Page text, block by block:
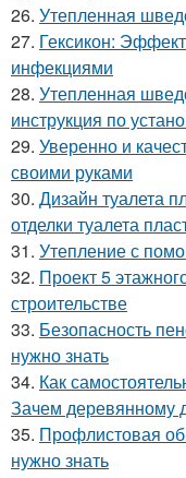
26. Утепленная
27. Гексикон:
инфекциями
28. Утепленная
инструкция по
29. Уверенно и
своими руками
30. Дизайн туалета
отделки туалета
31. Утепление с
32. Проект 5
строительстве
33. Безопасность
нужно знать
34. Как
Зачем деревянному
35. Профлистовая
нужно знать